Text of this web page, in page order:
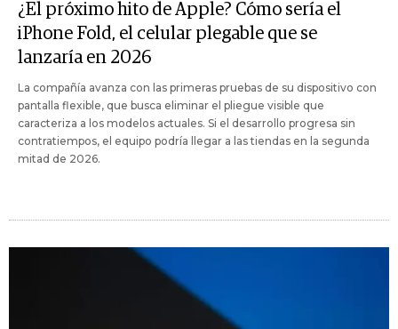
¿El próximo hito de Apple? Cómo sería el
iPhone Fold, el celular plegable que se
lanzaría en 2026
La compañía avanza con las primeras pruebas de su dispositivo con
pantalla flexible, que busca eliminar el pliegue visible que
caracteriza a los modelos actuales. Si el desarrollo progresa sin
contratiempos, el equipo podría llegar a las tiendas en la segunda
mitad de 2026.